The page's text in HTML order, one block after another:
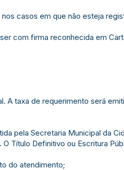
casos em que não esteja
com firma reconhecida em
A taxa de requerimento será
pela Secretaria Municipal da
Título Definitivo ou Escritura
do atendimento;